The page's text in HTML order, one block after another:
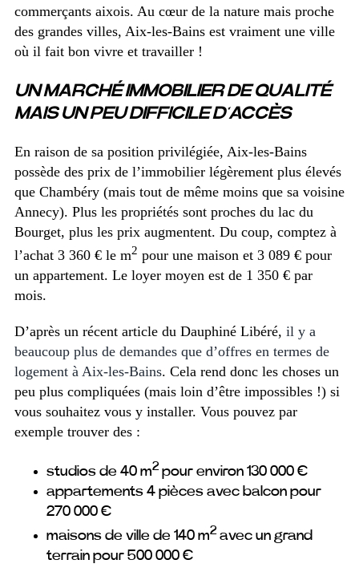
commerçants aixois. Au cœur de la nature mais proche
des grandes villes, Aix-les-Bains est vraiment une ville
où il fait bon vivre et travailler !
UN MARCHÉ IMMOBILIER DE QUALITÉ
MAIS UN PEU DIFFICILE D’ACCÈS
En raison de sa position privilégiée, Aix-les-Bains
possède des prix de l’immobilier légèrement plus élevés
que Chambéry (mais tout de même moins que sa voisine
Annecy). Plus les propriétés sont proches du lac du
Bourget, plus les prix augmentent. Du coup, comptez à
l’achat 3 360 € le m2 pour une maison et 3 089 € pour
un appartement. Le loyer moyen est de 1 350 € par
mois.
D’après un récent article du Dauphiné Libéré, il y a
beaucoup plus de demandes que d’offres en termes de
logement à Aix-les-Bains. Cela rend donc les choses un
peu plus compliquées (mais loin d’être impossibles !) si
vous souhaitez vous y installer. Vous pouvez par
exemple trouver des :
studios de 40 m2pour environ 130 000 €
appartements 4 pièces avec balcon pour
270 000 €
maisons de ville de 140 m2avec un grand
terrain pour 500 000 €